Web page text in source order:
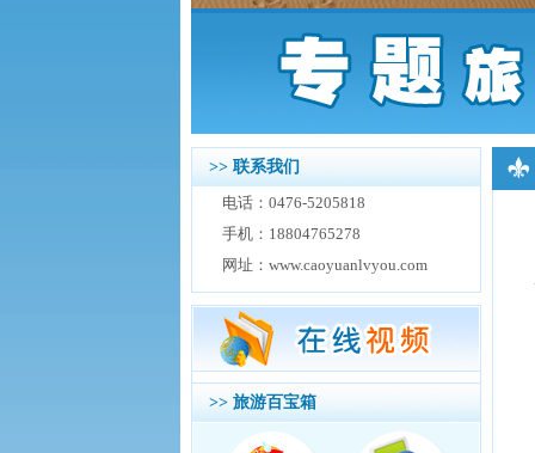
>> 联系我们
电话：0476-5205818
手机：18804765278
网址：www.caoyuanlvyou.com
>> 旅游百宝箱